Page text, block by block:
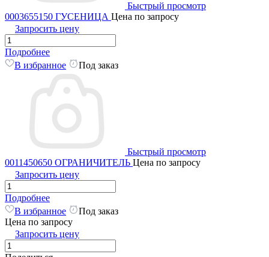
Быстрый просмотр
0003655150 ГУСЕНИЦА Цена по запросу
Запросить цену
Подробнее
В избранное
Под заказ
Быстрый просмотр
0011450650 ОГРАНИЧИТЕЛЬ Цена по запросу
Запросить цену
Подробнее
В избранное
Под заказ
Цена по запросу
Запросить цену